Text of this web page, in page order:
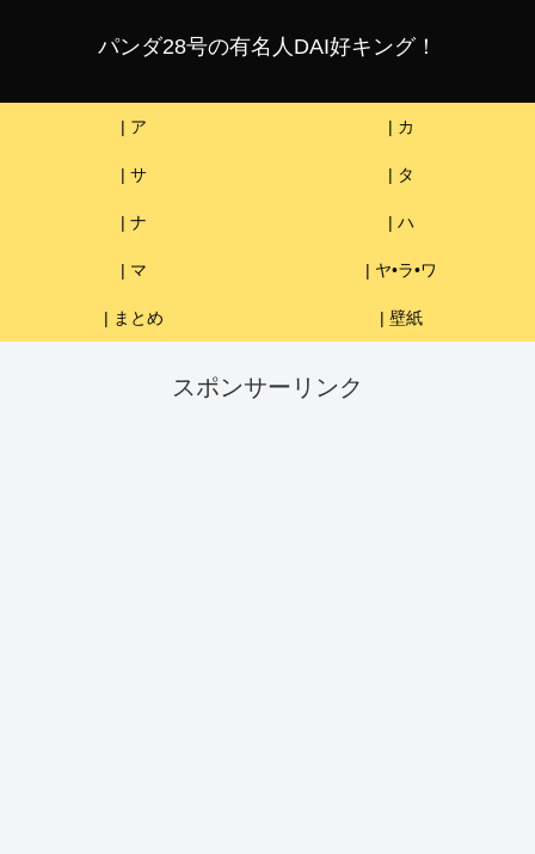
パンダ28号の有名人DAI好キング！
| ア | カ
| サ | タ
| ナ | ハ
| マ | ヤ•ラ•ワ
| まとめ | 壁紙
スポンサーリンク